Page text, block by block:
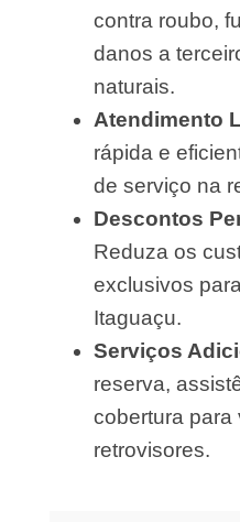
contra roubo,
danos a
naturais.
Atendimento
rápida e
de serviço na
Descontos
Reduza os
exclusivos
Itaguaçu.
Serviços
reserva,
cobertura para
retrovisores.